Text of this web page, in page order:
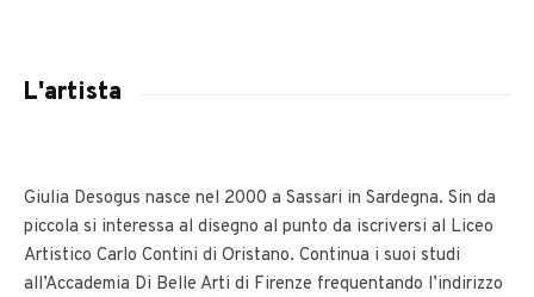
L'artista
Giulia Desogus nasce nel 2000 a Sassari in Sardegna. Sin da
piccola si interessa al disegno al punto da iscriversi al Liceo
Artistico Carlo Contini di Oristano. Continua i suoi studi
all’Accademia Di Belle Arti di Firenze frequentando l’indirizzo